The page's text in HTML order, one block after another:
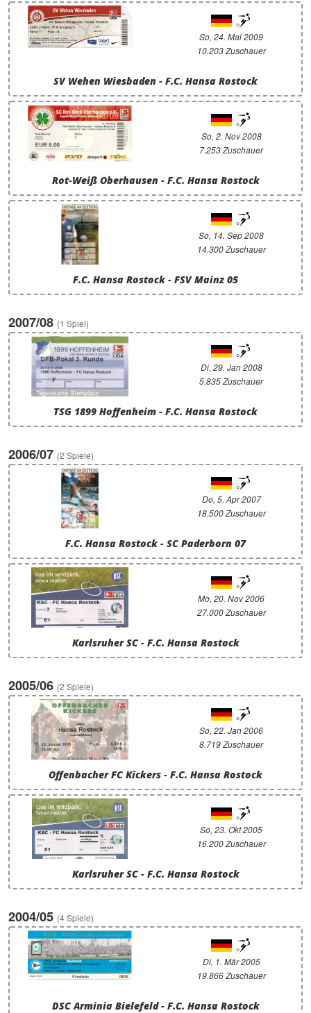
So, 24. Mai 2009
10.203 Zuschauer
SV Wehen Wiesbaden - F.C. Hansa Rostock
So, 2. Nov 2008
7.253 Zuschauer
Rot-Weiß Oberhausen - F.C. Hansa Rostock
So, 14. Sep 2008
14.300 Zuschauer
F.C. Hansa Rostock - FSV Mainz 05
2007/08 (1 Spiel)
Di, 29. Jan 2008
5.835 Zuschauer
TSG 1899 Hoffenheim - F.C. Hansa Rostock
2006/07 (2 Spiele)
Do, 5. Apr 2007
18.500 Zuschauer
F.C. Hansa Rostock - SC Paderborn 07
Mo, 20. Nov 2006
27.000 Zuschauer
Karlsruher SC - F.C. Hansa Rostock
2005/06 (2 Spiele)
So, 22. Jan 2006
8.719 Zuschauer
Offenbacher FC Kickers - F.C. Hansa Rostock
So, 23. Okt 2005
16.200 Zuschauer
Karlsruher SC - F.C. Hansa Rostock
2004/05 (4 Spiele)
Di, 1. Mär 2005
19.866 Zuschauer
DSC Arminia Bielefeld - F.C. Hansa Rostock